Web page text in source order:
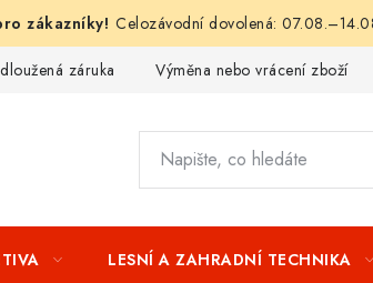
Celozávodní dovolená:
záruka Výměna nebo vrácení zboží
LESNÍ A ZAHRADNÍ TECHNIKA